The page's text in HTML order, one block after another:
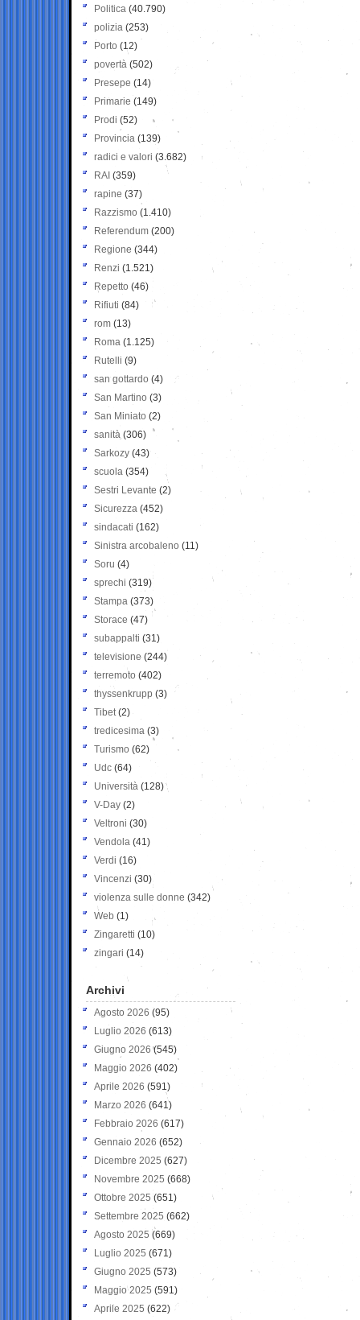
Politica (40.790)
polizia (253)
Porto (12)
povertà (502)
Presepe (14)
Primarie (149)
Prodi (52)
Provincia (139)
radici e valori (3.682)
RAI (359)
rapine (37)
Razzismo (1.410)
Referendum (200)
Regione (344)
Renzi (1.521)
Repetto (46)
Rifiuti (84)
rom (13)
Roma (1.125)
Rutelli (9)
san gottardo (4)
San Martino (3)
San Miniato (2)
sanità (306)
Sarkozy (43)
scuola (354)
Sestri Levante (2)
Sicurezza (452)
sindacati (162)
Sinistra arcobaleno (11)
Soru (4)
sprechi (319)
Stampa (373)
Storace (47)
subappalti (31)
televisione(244)
terremoto (402)
thyssenkrupp (3)
Tibet(2)
tredicesima (3)
Turismo (62)
Udc (64)
Università (128)
V-Day (2)
Veltroni (30)
Vendola (41)
Verdi (16)
Vincenzi (30)
violenza sulle donne (342)
Web (1)
Zingaretti (10)
zingari (14)
Archivi
Agosto 2026 (95)
Luglio 2026 (613)
Giugno 2026 (545)
Maggio 2026 (402)
Aprile 2026 (591)
Marzo 2026 (641)
Febbraio 2026 (617)
Gennaio 2026 (652)
Dicembre 2025 (627)
Novembre 2025 (668)
Ottobre 2025 (651)
Settembre 2025 (662)
Agosto 2025 (669)
Luglio 2025 (671)
Giugno 2025 (573)
Maggio 2025 (591)
Aprile 2025 (622)